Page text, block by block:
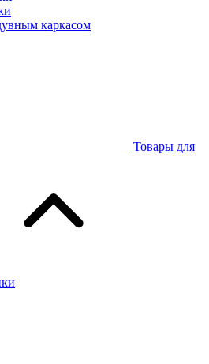
каркасом
Товары для